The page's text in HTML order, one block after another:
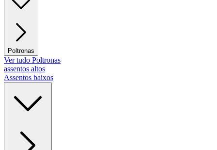
Poltronas
Ver tudo Poltronas
assentos altos
Assentos baixos